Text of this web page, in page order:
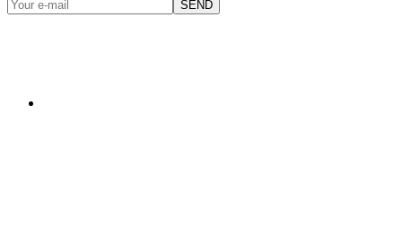
SEND